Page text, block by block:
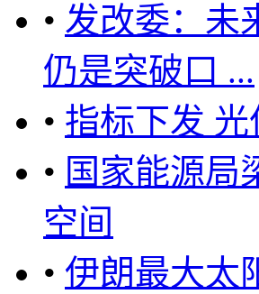
• 发改委：未
仍是突破口 ...
• 指标下发
• 国家能源局
空间
• 伊朗最大太